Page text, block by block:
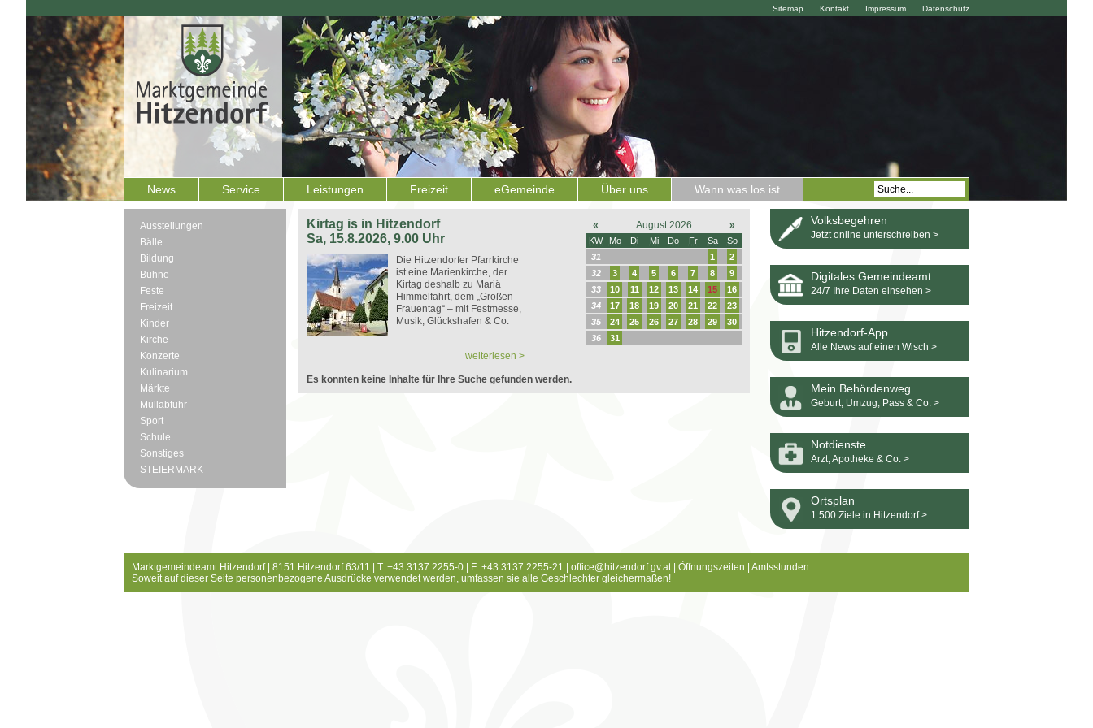
Datenschutz
Impressum
Kontakt
Sitemap
News Service Leistungen Freizeit eGemeinde Über uns Wann was los ist
Ausstellungen
Bälle
Bildung
Bühne
Feste
Freizeit
Kinder
Kirche
Konzerte
Kulinarium
Märkte
Müllabfuhr
Sport
Schule
Sonstiges
STEIERMARK
Kirtag is in Hitzendorf
Sa, 15.8.2026, 9.00 Uhr
Die Hitzendorfer Pfarrkirche
ist eine Marienkirche, der
Kirtag deshalb zu Mariä
Himmelfahrt, dem „Großen
Frauentag“ – mit Festmesse,
Musik, Glückshafen & Co.
weiterlesen >
« August 2026 »
KW Mo Di Mi Do Fr Sa
So
31
1
2
32
3 4 5 6 7 8
9
33
10 11 12 13 14 15
16
34
17 18 19 20 21 22
23
35
24 25 26 27 28 29
30
36
31
Es konnten keine Inhalte für Ihre Suche gefunden werden.
Volksbegehren
Jetzt online unterschreiben >
Digitales Gemeindeamt
24/7 Ihre Daten einsehen >
Hitzendorf-App
Alle News auf einen Wisch >
Mein Behördenweg
Geburt, Umzug, Pass & Co. >
Notdienste
Arzt, Apotheke & Co. >
Ortsplan
1.500 Ziele in Hitzendorf >
Marktgemeindeamt Hitzendorf | 8151 Hitzendorf 63/11 | T: +43 3137 2255-0 | F: +43 3137 2255-21 | office@hitzendorf.gv.at| Öffnungszeiten
Amtsstunden
Soweit auf dieser Seite personenbezogene Ausdrücke verwendet werden, umfassen sie alle Geschlechter gleichermaßen!